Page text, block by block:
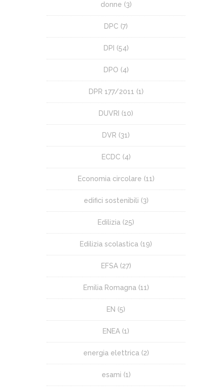
donne (3)
DPC (7)
DPI (54)
DPO (4)
DPR 177/2011 (1)
DUVRI (10)
DVR (31)
ECDC (4)
Economia circolare (11)
edifici sostenibili (3)
Edilizia (25)
Edilizia scolastica (19)
EFSA(27)
Emilia Romagna (11)
EN (5)
ENEA (1)
energia elettrica (2)
esami (1)